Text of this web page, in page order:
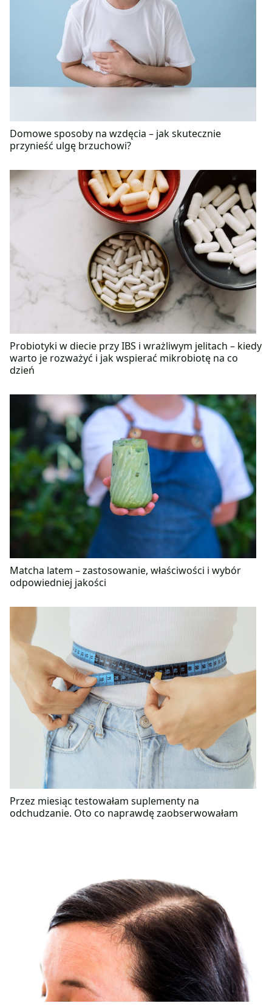
Domowe sposoby na wzdęcia – jak skutecznie
przynieść ulgę brzuchowi?
Probiotyki w diecie przy IBS i wrażliwym jelitach – kiedy
warto je rozważyć i jak wspierać mikrobiotę na co
dzień
Matcha latem – zastosowanie, właściwości i wybór
odpowiedniej jakości
Przez miesiąc testowałam suplementy na
odchudzanie. Oto co naprawdę zaobserwowałam